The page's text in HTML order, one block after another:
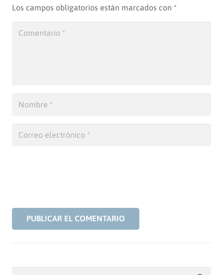
Los campos obligatorios están marcados con *
PUBLICAR EL COMENTARIO